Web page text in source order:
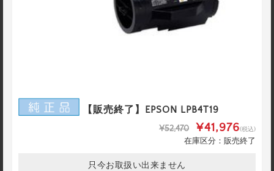
【販売終了】EPSON LPB4T19
¥52,470 ¥41,976(税込)
在庫区分：販売終了
只今お取扱い出来ません